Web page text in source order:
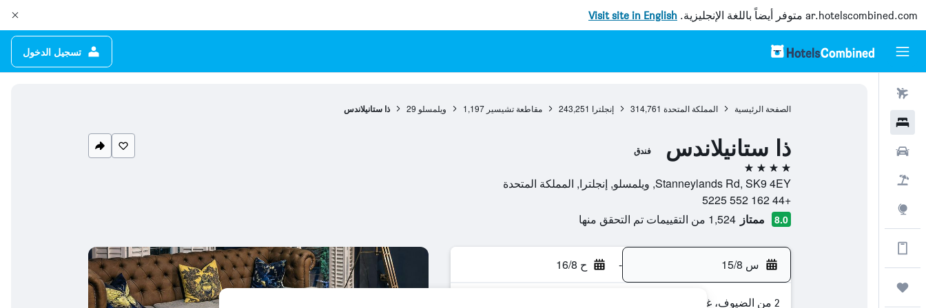
ar.hotelscombined.com متوفر أيضاً باللغة الإنجليزية. Visit site in English
تسجيل الدخول
الحصول على المزيد على التطبيق
الصفحة الرئيسية المملكة المتحدة 314,761 إنجلترا 243,251 مقاطعة تشيسير 1,197 ويلمسلو 29 ذا ستانيلاندس
ذا ستانيلاندس فندق
4 نجوم
Stanneylands Rd, SK9 4EY, ويلمسلو, إنجلترا, المملكة المتحدة
+44 162 552 5225
8.0 ممتاز 1,524 من التقييمات تم التحقق منها
س 15/8 - ح 16/8
2 من الضيوف، غرفة واحدة